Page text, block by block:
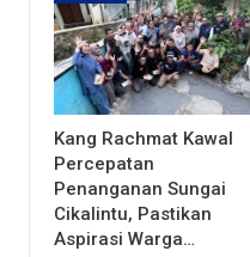
Kang Rachmat Kawal
Percepatan
Penanganan Sungai
Cikalintu, Pastikan
Aspirasi Warga…